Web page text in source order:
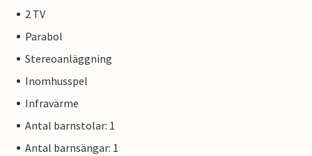
uppbyggnad. De flesta av de närmaste omgivningarna har
färdigställts och arbetet med den andra byggfasen
kommer att påbörjas sommaren 2022.
2 TV
Parabol
Stereoanläggning
Inomhusspel
Infravärme
Antal barnstolar: 1
Antal barnsängar: 1